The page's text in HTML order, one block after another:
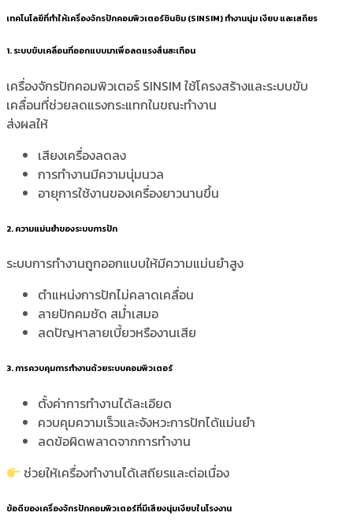
เทคโนโลยีที่ทำให้เครื่องจักรปักคอมพิวเตอร์ซินซิม (SINSIM) ทำงานนุ่ม เงียบ และเสถียร
1. ระบบขับเคลื่อนที่ออกแบบมาเพื่อลดแรงสั่นสะเทือน
เครื่องจักรปักคอมพิวเตอร์ SINSIM ใช้โครงสร้างและระบบขับ
เคลื่อนที่ช่วยลดแรงกระแทกในขณะทำงาน
ส่งผลให้
เสียงเครื่องลดลง
การทำงานมีความนุ่มนวล
อายุการใช้งานของเครื่องยาวนานขึ้น
2. ความแม่นยำของระบบการปัก
ระบบการทำงานถูกออกแบบให้มีความแม่นยำสูง
ตำแหน่งการปักไม่คลาดเคลื่อน
ลายปักคมชัด สม่ำเสมอ
ลดปัญหาลายเบี้ยวหรืองานเสีย
3. การควบคุมการทำงานด้วยระบบคอมพิวเตอร์
ตั้งค่าการทำงานได้ละเอียด
ควบคุมความเร็วและจังหวะการปักได้แม่นยำ
ลดข้อผิดพลาดจากการทำงาน
ช่วยให้เครื่องทำงานได้เสถียรและต่อเนื่อง
ข้อดีของเครื่องจักรปักคอมพิวเตอร์ที่มีเสียงนุ่มเงียบในโรงงาน